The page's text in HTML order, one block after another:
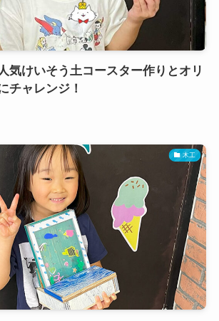
気けいそう土コースター作りとオリ
チャレンジ！
木工